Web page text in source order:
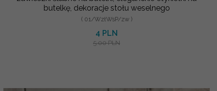
butelkę, dekoracje stołu weselnego
( 01/WzłWsP/zw )
4 PLN
5.00 PLN